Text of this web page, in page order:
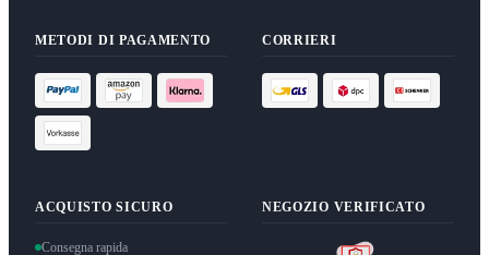
METODI DI PAGAMENTO CORRIERI
ACQUISTO SICURO
Consegna rapida
NEGOZIO VERIFICATO